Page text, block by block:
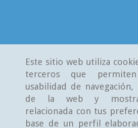
Este sitio web utiliza
terceros que
usabilidad de
de la web y
relacionada con tus
base de un perfil